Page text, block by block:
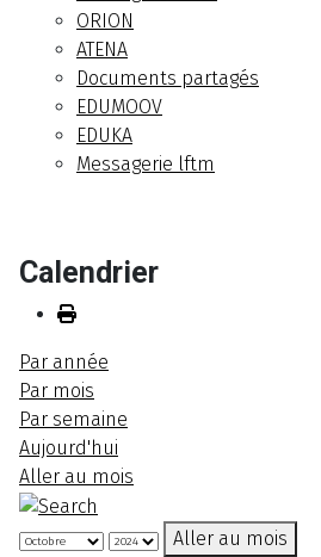
ORION
ATENA
Documents partagés
EDUMOOV
EDUKA
Messagerie lftm
Calendrier
Par année
Par mois
Par semaine
Aujourd'hui
Aller au mois
Aller au mois